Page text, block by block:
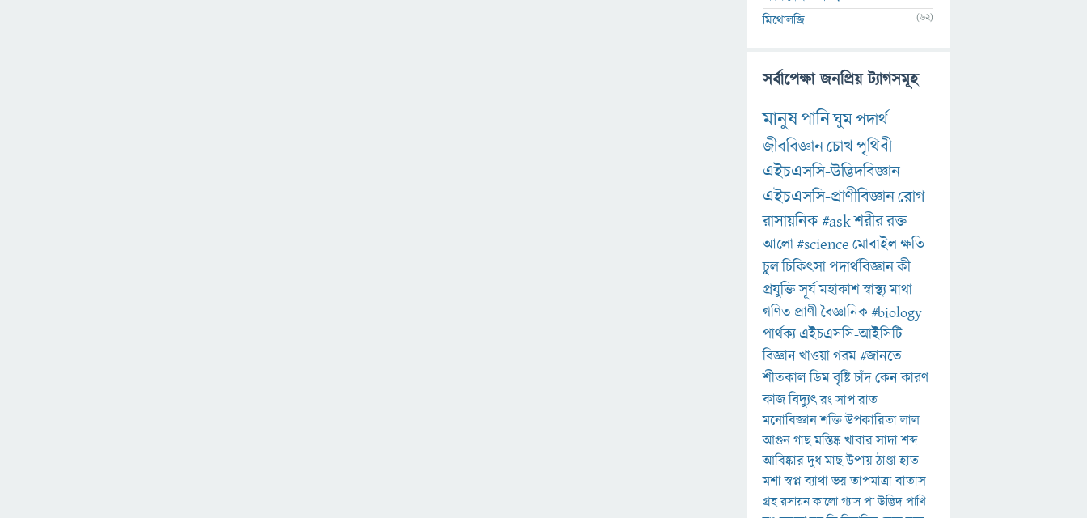
মিথোলজি (62)
সর্বাপেক্ষা জনপ্রিয় ট্যাগসমূহ
মানুষপানিঘুমপদার্থ-
জীববিজ্ঞানচোখপৃথিবী
এইচএসসি-উদ্ভিদবিজ্ঞান
এইচএসসি-প্রাণীবিজ্ঞানরোগ
রাসায়নিক#askশরীররক্ত
আলো#scienceমোবাইলক্ষতি
চুলচিকিৎসাপদার্থবিজ্ঞানকী
প্রযুক্তিসূর্যমহাকাশস্বাস্থ্যমাথা
গণিত প্রাণীবৈজ্ঞানিক#biology
পার্থক্য এইচএসসি-আইসিটি
বিজ্ঞানখাওয়াগরম#জানতে
শীতকালডিমবৃষ্টিচাঁদকেনকারণ
কাজবিদ্যুৎরংসাপরাত
মনোবিজ্ঞানশক্তিউপকারিতালাল
আগুনগাছমস্তিষ্কখাবারসাদাশব্দ
আবিষ্কারদুধমাছউপায়ঠাণ্ডাহাত
মশাস্বপ্নব্যাথাভয়তাপমাত্রাবাতাস
গ্রহরসায়নকালোগ্যাসপাউদ্ভিদপাখি